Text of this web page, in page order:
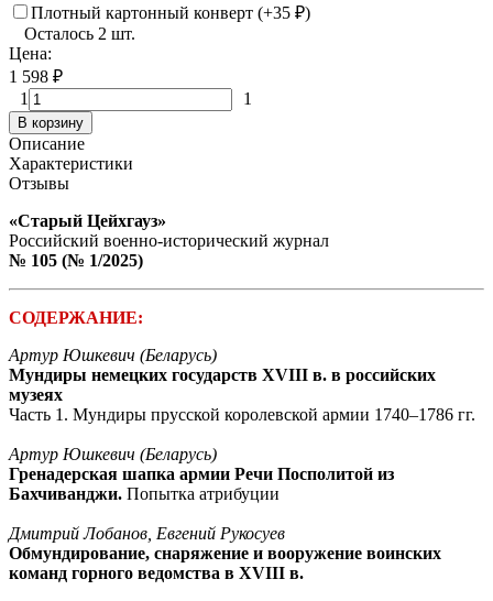
Плотный картонный конверт (+35 ₽)
Осталось 2 шт.
Цена:
1 598 ₽
1
1
В корзину
Описание
Характеристики
Отзывы
«Старый Цейхгауз»
Российский военно-исторический журнал
№ 105 (№ 1/2025)
СОДЕРЖАНИЕ:
Артур Юшкевич (Беларусь)
Мундиры немецких государств XVIII в. в российских
музеях
Часть 1. Мундиры прусской королевской армии 1740–1786 гг.
Артур Юшкевич (Беларусь)
Гренадерская шапка армии Речи Посполитой из
Бахчиванджи. Попытка атрибуции
Дмитрий Лобанов, Евгений Рукосуев
Обмундирование, снаряжение и вооружение воинских
команд горного ведомства в XVIII в.